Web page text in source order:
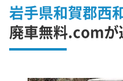
岩手県和賀郡西
廃車無料.comが